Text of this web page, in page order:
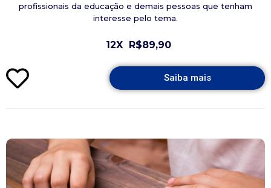
profissionais da educação e demais pessoas que tenham
interesse pelo tema.
12X R$89,90
Saiba mais